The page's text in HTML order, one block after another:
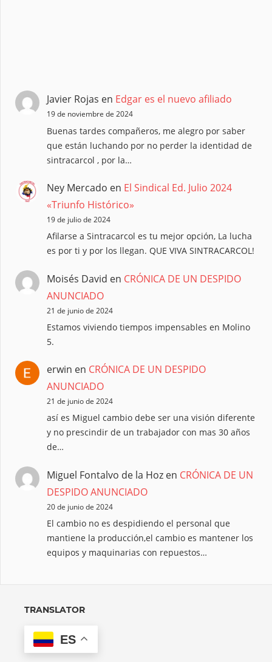
Javier Rojas en Edgar es el nuevo afiliado
19 de noviembre de 2024
Buenas tardes compañeros, me alegro por saber
que están luchando por no perder la identidad de
sintracarcol , por la…
Ney Mercado en El Sindical Ed. Julio 2024
«Triunfo Histórico»
19 de julio de 2024
Afilarse a Sintracarcol es tu mejor opción, La lucha
es por ti y por los llegan. QUE VIVA SINTRACARCOL!
Moisés David en CRÓNICA DE UN DESPIDO
ANUNCIADO
21 de junio de 2024
Estamos viviendo tiempos impensables en Molino
5.
erwin en CRÓNICA DE UN DESPIDO
ANUNCIADO
21 de junio de 2024
así es Miguel cambio debe ser una visión diferente
y no prescindir de un trabajador con mas 30 años
de…
Miguel Fontalvo de la Hoz en CRÓNICA DE UN
DESPIDO ANUNCIADO
20 de junio de 2024
El cambio no es despidiendo el personal que
mantiene la producción,el cambio es mantener los
equipos y maquinarias con repuestos…
TRANSLATOR
ES